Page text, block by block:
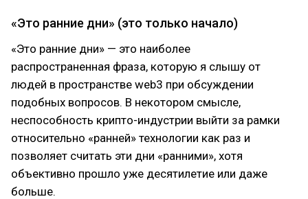
«Это ранние дни» (это только начало)
«Это ранние дни» — это наиболее
распространенная фраза, которую я слышу от
людей в пространстве web3 при обсуждении
подобных вопросов. В некотором смысле,
неспособность крипто-индустрии выйти за рамки
относительно «ранней» технологии как раз и
позволяет считать эти дни «ранними», хотя
объективно прошло уже десятилетие или даже
больше.